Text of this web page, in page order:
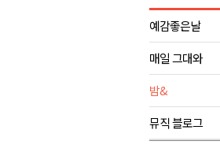
예감좋은날
매일 그대와
밤&
뮤직 블로그